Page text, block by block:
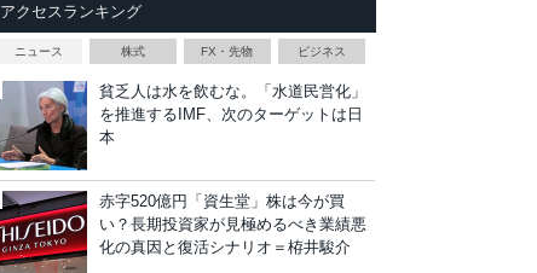
アクセスランキング
ニュース 株式 FX・先物 ビジネス
貧乏人は水を飲むな。「水道民営化」
を推進するIMF、次のターゲットは日
本
赤字520億円「資生堂」株は今が買
い？長期投資家が見極めるべき業績悪
化の真因と復活シナリオ＝栫井駿介